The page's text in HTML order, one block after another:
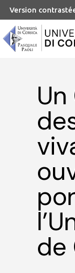
Version
de